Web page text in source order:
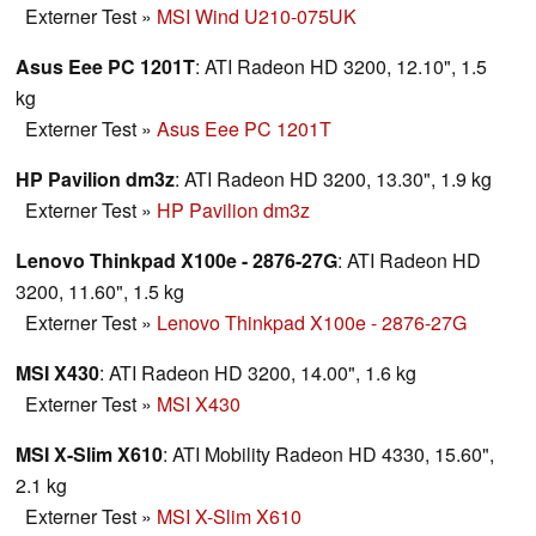
Externer Test » MSI Wind U210-075UK
Asus Eee PC 1201T: ATI Radeon HD 3200, 12.10", 1.5
kg
Externer Test » Asus Eee PC 1201T
HP Pavilion dm3z: ATI Radeon HD 3200, 13.30", 1.9 kg
Externer Test » HP Pavilion dm3z
Lenovo Thinkpad X100e - 2876-27G: ATI Radeon HD
3200, 11.60", 1.5 kg
Externer Test » Lenovo Thinkpad X100e - 2876-27G
MSI X430: ATI Radeon HD 3200, 14.00", 1.6 kg
Externer Test » MSI X430
MSI X-Slim X610: ATI Mobility Radeon HD 4330, 15.60",
2.1 kg
Externer Test » MSI X-Slim X610